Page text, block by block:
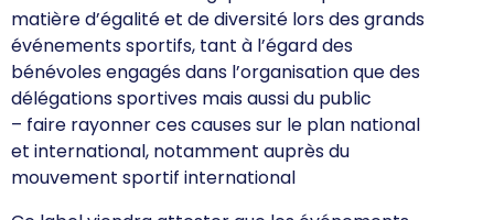
matière d’égalité et de diversité lors des grands
événements sportifs, tant à l’égard des
bénévoles engagés dans l’organisation que des
délégations sportives mais aussi du public
– faire rayonner ces causes sur le plan national
et international, notamment auprès du
mouvement sportif international